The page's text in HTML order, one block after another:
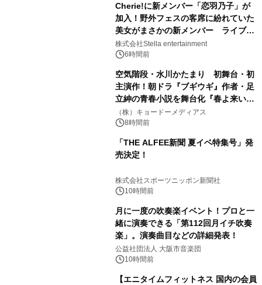
Cherie!に新メンバー「恋羽乃子」が
加入！野外フェスの客席に紛れていた
美女がまさかの新メンバー ライブ中
のサプライズ発表に会場騒然
株式会社Stella entertainment
6時間前
空気階段・水川かたまり 初舞台・初
主演作！朝ドラ『ブギウギ』作者・足
立紳の青春小説を舞台化『春よ来い、
マジで来い』キービジュアル解禁！
（株）キョードーメディアス
8時間前
「THE ALFEE新聞 夏イベ特集号」発
売決定！
株式会社スポーツニッポン新聞社
10時間前
月に一度の吹奏楽イベント！プロと一
緒に演奏できる「第112回月イチ吹奏
楽」。演奏曲目などの詳細発表！
公益社団法人 大阪市音楽団
10時間前
【エニタイムフィットネス 国内の会員